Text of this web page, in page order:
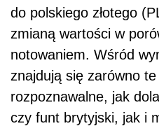
do polskiego złotego
zmianą wartości w
notowaniem. Wśród
znajdują się zarówno
rozpoznawalne, jak
czy funt brytyjski, jak i